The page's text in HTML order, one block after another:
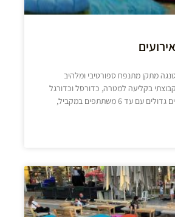
מתקן מתנפח ספורטיבי ומלהיב
בקליעה למטרה, כדורסל וכדורגל
✨ אידאלי לאירועים גדולים עם עד 6 משתתפים במקביל,